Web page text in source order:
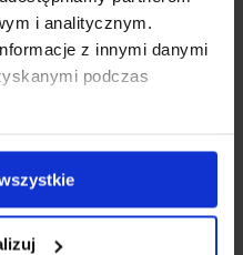
i analitycznym.
z innymi danymi
podczas
mg tengeri